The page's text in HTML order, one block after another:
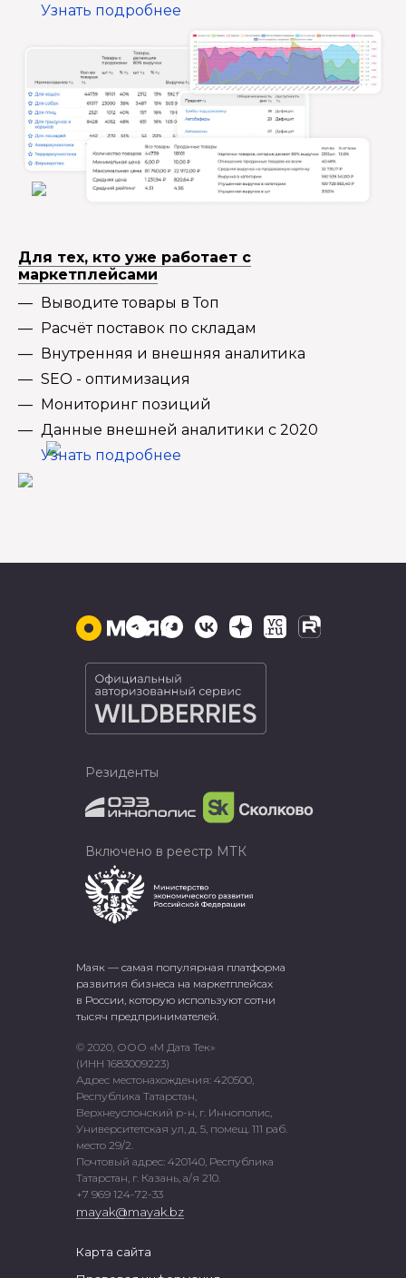
Узнать подробнее
Для тех, кто уже работает с
маркетплейсами
Выводите товары в Топ
Расчёт поставок по складам
Внутренняя и внешняя аналитика
SEO - оптимизация
Мониторинг позиций
Данные внешней аналитики с 2020
Узнать подробнее
Маяк — самая популярная платформа
развития бизнеса на маркетплейсах
в России, которую используют сотни
тысяч предпринимателей.
© 2020, ООО «М Дата Тек»
(ИНН 1683009223)
Адрес местонахождения: 420500,
Республика Татарстан,
Верхнеуслонский р-н, г. Иннополис,
Университетская ул, д. 5, помещ. 111 раб.
место 29/2.
Почтовый адрес: 420140, Республика
Татарстан, г. Казань, а/я 210.
+7 969 124-72-33
mayak@mayak.bz
Карта сайта
Резиденты
Включено в реестр МТК